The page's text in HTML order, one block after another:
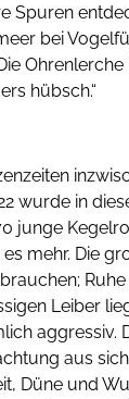
Spuren
bei
Ohrenlerche
hübsch.“
wurde in
junge
mehr. Die
Leiber
aggressiv.
aus
Düne und